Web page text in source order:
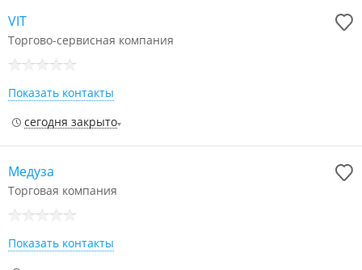
VIT
Торгово-сервисная компания
Показать контакты
сегодня закрыто
Медуза
Торговая компания
Показать контакты